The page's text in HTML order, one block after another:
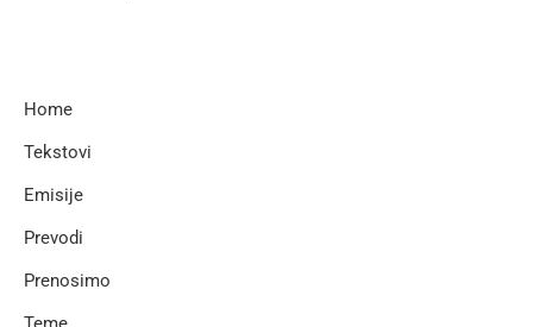
Home
Tekstovi
Emisije
Prevodi
Prenosimo